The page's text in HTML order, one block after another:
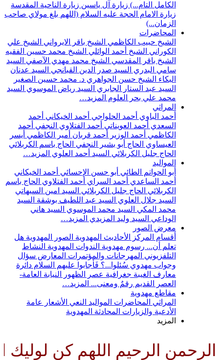
الكامل التام...) زيارة آل ياسين زيارة الناحية المقدسة
زيارة الامام الحجة عليه السلام (اللهم بلغ مولاي صاحب
الزمان...)
المحاضرات
الشيخ حبيب الكاظمي الشيخ باقر الايرواني الشيخ علي
الكوراني الشيخ أحمد الوائلي الشيخ محمد حسين الفقيه
الشيخ باقر المقدسي الشيخ محمد مهدي الآصفي السيد
سامي البدري السيد صدر الدين القبانجي السيد عدنان
البكاء الشيخ حسن الجواهري د. محمد حسين الصغير
السيد عبد الستار الجابري السيد رياض الموسوي السيد
محمد علي بحر العلوم المزيد…
المراثي
أحمد الباوي أحمد الحلواجي أحمد الخيكاني أحمد
السعدي أحمد العويناتي أحمد الفتلاوي النجفي أحمد
الكاظمي أحمد الوزير أحمد قربان أمير الكاظمي أيسر
العيساوي الحاج أبو بشير النجفي الحاج باسم الكربلائي
الحاج جليل الكربلائي السيد أحمد العلوي المزيد…
المواليد
أبو الحواتم الطائي أبو حسن الإحسائي أحمد الخيكاني
أحمد الساعدي أحمد السراي أحمد الفتلاوي الحاج باسم
الكربلائي الحاج جليل الكربلائي السيد امين السيهاتي
السيد جلال العلوي السيد عبد اللطيف بوشقة السيد
محمد المكي السيد محمد الموسوي السيد هاني
الوداعي السيد وليد المزيدي المزيد…
معرض الصور
أقسام المركز
الأحاديث المهدوية الصور المهدوية هل
تعلم أن... رسوم مهدوية الندوات المهدوية النشاط
التلفزيوني المهرجانات والمؤتمرات المعارض سؤال
وجواب مهدوي سُئلوا...؟ فَأجابوا عليهم السلام دائرة
معارف الغيبة جغرافية عصر الظهور
النيابة العامة-
العصر القديم رقمٌ ومعنى... المزيد…
مقاطع مهدوية
المراثي المحاضرات المواليد النعي الأشعار
عامة
الأدعية والزيارات المحادثة المهدوية
المزيد
الرحيم اللهم كن لوليك